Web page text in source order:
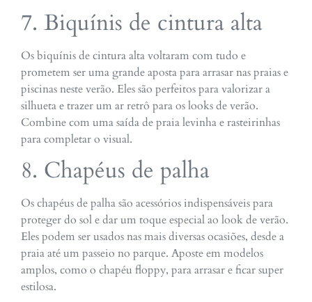
7. Biquínis de cintura alta
Os biquínis de cintura alta voltaram com tudo e
prometem ser uma grande aposta para arrasar nas praias e
piscinas neste verão. Eles são perfeitos para valorizar a
silhueta e trazer um ar retrô para os looks de verão.
Combine com uma saída de praia levinha e rasteirinhas
para completar o visual.
8. Chapéus de palha
Os chapéus de palha são acessórios indispensáveis para
proteger do sol e dar um toque especial ao look de verão.
Eles podem ser usados nas mais diversas ocasiões, desde a
praia até um passeio no parque. Aposte em modelos
amplos, como o chapéu floppy, para arrasar e ficar super
estilosa.